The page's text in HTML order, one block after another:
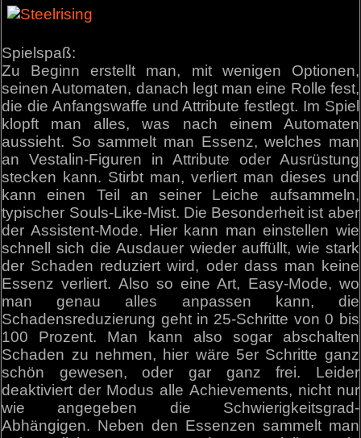
Spielspaß:
Zu Beginn erstellt man, mit wenigen Optionen,
seinen Automaten, danach legt man eine Rolle fest,
die die Anfangswaffe und Attribute festlegt. Im Spiel
klopft man alles, was nach einem Automaten
aussieht. So sammelt man Essenz, welches man
an Vestalin-Figuren in Attribute oder Ausrüstung
stecken kann. Stirbt man, verliert man dieses und
kann einen Teil an seiner Leiche aufsammeln,
typischer Souls-Like-Mist. Die Besonderheit ist aber
der Assistent-Mode. Hier kann man einstellen wie
schnell sich die Ausdauer wieder auffüllt, wie stark
der Schaden reduziert wird, oder dass man keine
Essenz verliert. Also so eine Art, Easy-Mode, wo
man genau alles anpassen kann, die
Schadensreduzierung geht in 25-Schritte von 0 bis
100 Prozent. Man kann also sogar abschalten
Schaden zu nehmen, hier wäre 5er Schritte ganz
schön gewesen, oder gar ganz frei. Leider
deaktiviert der Modus alle Achievements, nicht nur
wie angegeben die Schwierigkeitsgrad-
Abhängigen. Neben den Essenzen sammelt man